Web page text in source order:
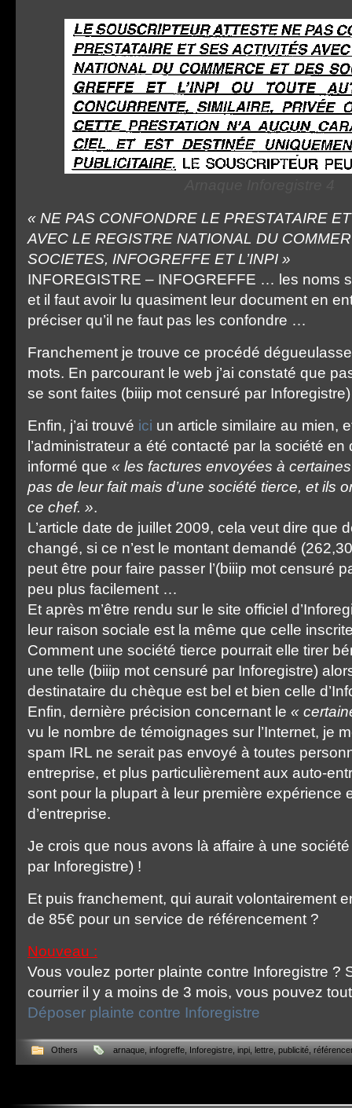
« NE PAS CONFONDRE LE PRESTATAIRE
AVEC LE REGISTRE NATIONAL DU
SOCIETES, INFOGREFFE ET L’INPI »
INFOREGISTRE – INFOGREFFE … les noms
et il faut avoir lu quasiment leur document en
préciser qu’il ne faut pas les confondre …
Franchement je trouve ce procédé
mots. En parcourant le web j’ai constaté que
se sont faites (biiip mot censuré par
Enfin, j’ai trouvé ici un article similaire au mien,
l’administrateur a été contacté par la société
informé que « les factures envoyées à
pas de leur fait mais d’une société tierce, et ils
ce chef. ».
L’article date de juillet 2009, cela veut dire que
changé, si ce n’est le montant demandé
peut être pour faire passer l’(biiip mot censuré
peu plus facilement …
Et après m’être rendu sur le site officiel
leur raison sociale est la même que celle
Comment une société tierce pourrait elle tirer
une telle (biiip mot censuré par Inforegistre)
destinataire du chèque est bel et bien celle
Enfin, dernière précision concernant le «
vu le nombre de témoignages sur l’Internet, je
spam IRL ne serait pas envoyé à toutes
entreprise, et plus particulièrement aux auto-
sont pour la plupart à leur première expérience
d’entreprise.
Je crois que nous avons là affaire à une
par Inforegistre) !
Et puis franchement, qui aurait volontairement
de 85€ pour un service de référencement ?
Nouveau :
Vous voulez porter plainte contre Inforegistre ?
courrier il y a moins de 3 mois, vous pouvez
Déposer plainte contre Inforegistre
Others arnaque infogreffe Inforegistre inpi lettre publicité